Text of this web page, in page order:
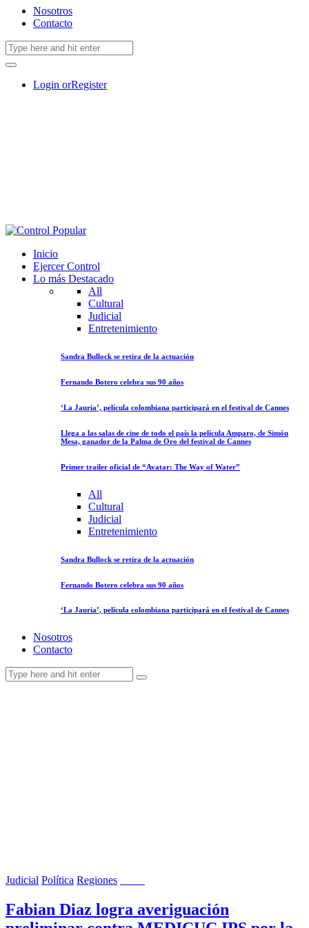
Nosotros
Contacto
Login orRegister
Inicio
Ejercer Control
Lo más Destacado
All
Cultural
Judicial
Entretenimiento
Sandra Bullock se retira de la actuación
Fernando Botero celebra sus 90 años
‘La Jauria’, película colombiana participará en el festival de Cannes
Llega a las salas de cine de todo el país la película Amparo, de Simón
Mesa, ganador de la Palma de Oro del festival de Cannes
Primer trailer oficial de “Avatar: The Way of Water”
All
Cultural
Judicial
Entretenimiento
Sandra Bullock se retira de la actuación
Fernando Botero celebra sus 90 años
‘La Jauria’, película colombiana participará en el festival de Cannes
Nosotros
Contacto
Judicial Política Regiones
Fabian Diaz logra averiguación